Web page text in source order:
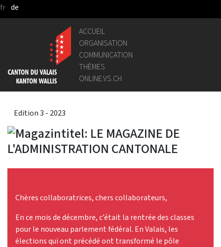
Saut au contenu principal
fr de
ACCUEIL
ORGANISATION
COMMUNICATION
THÈMES
ONLINE.VS.CH
Edition 3 - 2023
Chères collaboratrices, chers collaborateurs,
En ce mois de décembre, c’était la rentrée des classes
pour le nouveau parlement fédéral. En Valais, les
élections qui ont précédé ont transformé le pôle